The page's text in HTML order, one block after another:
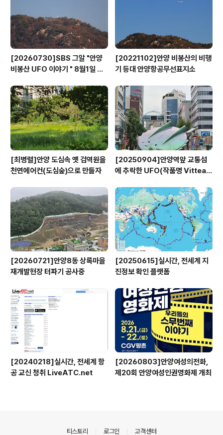
[20260730]SBS 그알 "안양
비봉산 UFO 이야기 " 8월1일 방
[20221102]안양 비봉산의 비행
기 등대 안양항공무선표지소
[최병렬]안양 도심속 옛 검역원을
천연에어컨(도심숲)으로 만들자
[20250904]안양역앞 교통섬
에 추락한 UFO(작품명 Vitteau
[20260721]안양8동 상록마을
재개발현장 터파기 공사중
[20250615]실시간, 전세계 지
진정보 확인 플랫폼
[20240218]실시간, 전세계 항
공 교신 청취 LiveATC.net
[20260803]안양여성의전화,
제20회 안양여성인권영화제 개최
티스토리 로그인 고객센터